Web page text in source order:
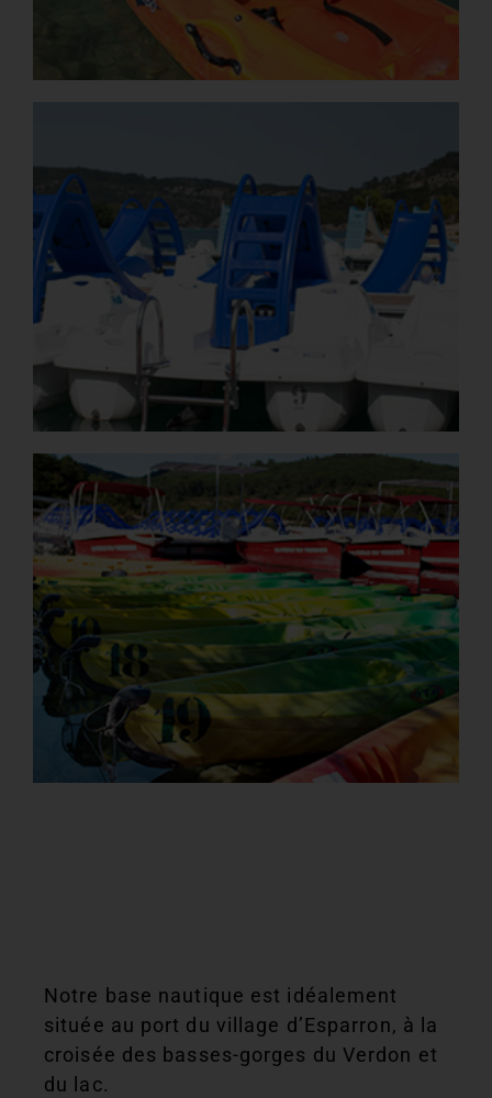
Notre base nautique est idéalement
située au port du village d’Esparron, à la
croisée des basses-gorges du Verdon et
du lac.